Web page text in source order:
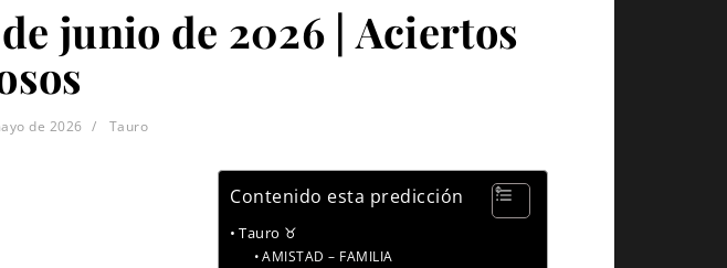
junio de 2026 | Aciertos
de 2026 Tauro
Contenido esta predicción
Tauro ♉
AMISTAD – FAMILIA